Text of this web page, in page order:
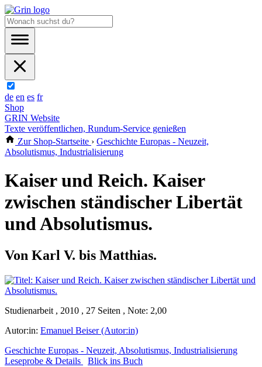
de en es fr
Shop
GRIN Website
Texte veröffentlichen, Rundum-Service genießen
Zur Shop-Startseite › Geschichte Europas - Neuzeit,
Absolutismus, Industrialisierung
Kaiser und Reich. Kaiser
zwischen ständischer Libertät
und Absolutismus.
Von Karl V. bis Matthias.
Studienarbeit , 2010 , 27 Seiten , Note: 2,00
Autor:in: Emanuel Beiser (Autor:in)
Geschichte Europas - Neuzeit, Absolutismus, Industrialisierung
Leseprobe & Details
Blick ins Buch